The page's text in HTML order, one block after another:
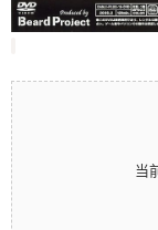
当
立刻注册 0 收
扫描二维码继续阅读